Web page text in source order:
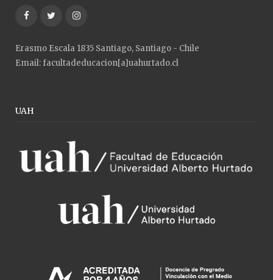
FacebookTwitterInstagram
Erasmo Escala 1835 Santiago, Santiago - Chile
Email: facultadeducacion[a]uahurtado.cl
UAH